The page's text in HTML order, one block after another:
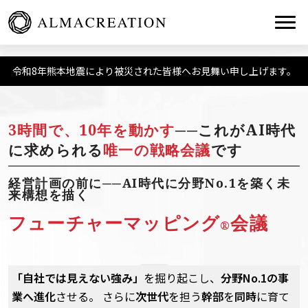
令和8年熊本地震により被災された皆様へお見舞い申し上げます。
3時間で、10年を動かす──これがAI時代
に求められる唯一の戦略会議です
経営計画の前に──AI時代に分野No.1を築く未
来構想を描く
フューチャーマッピング®会議
「自社では見えない強み」 を掘り起こし、 分野No.1の事
業へ進化させる。 さらに次世代を担う幹部を同時に育て